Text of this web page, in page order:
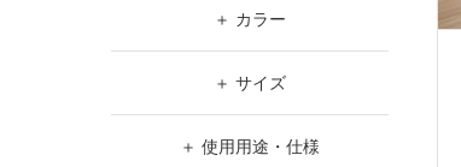
カラー
ブラック
サイズ
使用用途・仕様